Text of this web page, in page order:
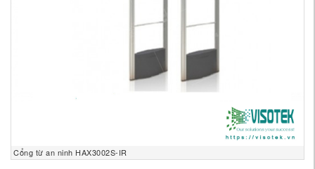
Cổng từ an ninh HAX3002S-IR